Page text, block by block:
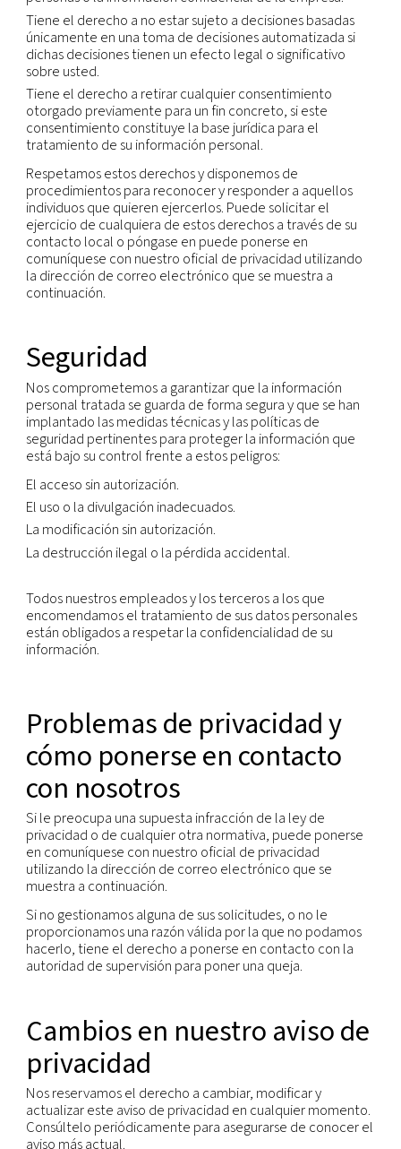
investigar actividades sospechosas o ilegales;
prevenir daños físicos o pérdidas financieras; o
permitir la venta o transferencia de la totalidad o
porción de nuestro negocio o de nuestros
en caso de liquidación por bancarrota).
Conservación
Conservaremos su información personal mientras
mantengamos una relación continua con usted o
tiempo como sea necesario para lograr los fines
contractual y cualquier período posterior según
o lo permita la legislación aplicable.
Sus derechos
Tiene el derecho a obtener, sin restricciones, con
periodicidad razonable y sin retrasos ni gastos
una copia de todos los datos relacionados con
se están tratando.
personal inexacta u obsoleta.
Tiene el derecho a borrar sus datos personales.
Tiene el derecho a oponerse al tratamiento de
poner fin al tratamiento.
Tiene el derecho a solicitar la portabilidad de los
portabilidad de los datos es el suministro de su
personal en un formato estructurado, usado
habitualmente y que pueda leerse en una
que pueda enviarla a otra empresa fácilmente.
a la portabilidad de los datos está sujeto a
decir, la portabilidad de los datos no se aplica a
en papel y no puede atentar contra los derechos
personas o la información confidencial de la
Tiene el derecho a no estar sujeto a decisiones
únicamente en una toma de decisiones
Tiene el derecho a retirar cualquier
otorgado previamente para un fin concreto, si
consentimiento constituye la base jurídica para el
tratamiento de su información personal.
Respetamos estos derechos y disponemos de